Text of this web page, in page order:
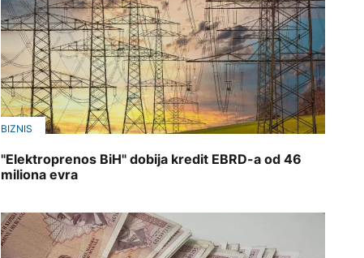
BIZNIS
"Elektroprenos BiH" dobija kredit EBRD-a od 46
miliona evra